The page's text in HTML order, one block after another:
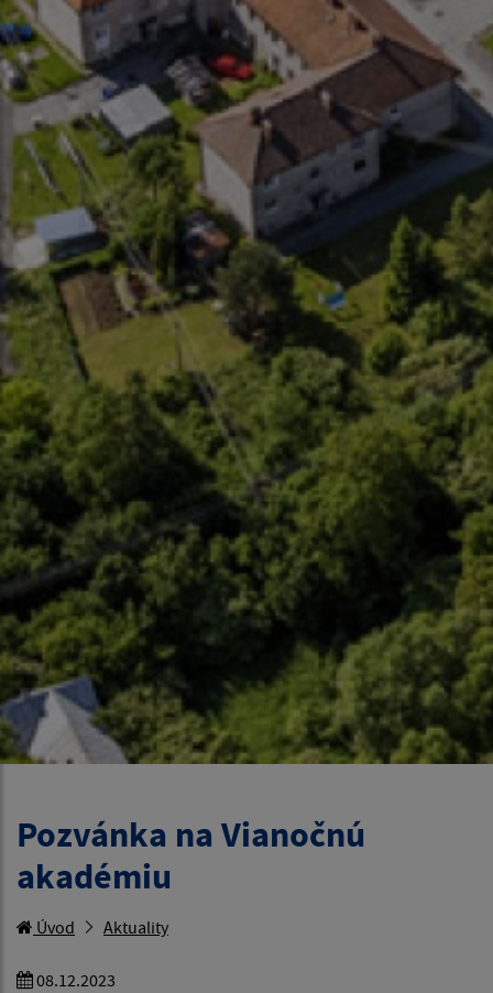
Pozvánka na Vianočnú
akadémiu
Úvod Aktuality
08.12.2023